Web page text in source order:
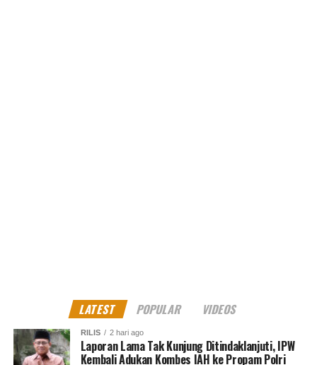
LATEST POPULAR VIDEOS
RILIS 2 hari ago
Laporan Lama Tak Kunjung Ditindaklanjuti, IPW
Kembali Adukan Kombes IAH ke Propam Polri